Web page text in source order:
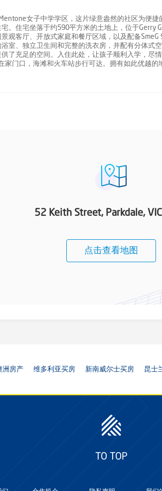
女子中学学区，这片绿意盎然的社区为便捷
。住宅坐落于约590平方米的土地上，位于Gerry
观客厅、开放式家庭和餐厅区域，以及配备
室、独立卫生间和完整的洗衣房，并配有分体式
了充足的空间。入住此处，让孩子顺利入学，尽情
家门口，海滩和火车站步行可达。拥有如此优越的
52 Keith Street, Parkdale,
点击查看地图
洲房产 维多利亚买房 新南威尔士买房 昆士
TO TOP